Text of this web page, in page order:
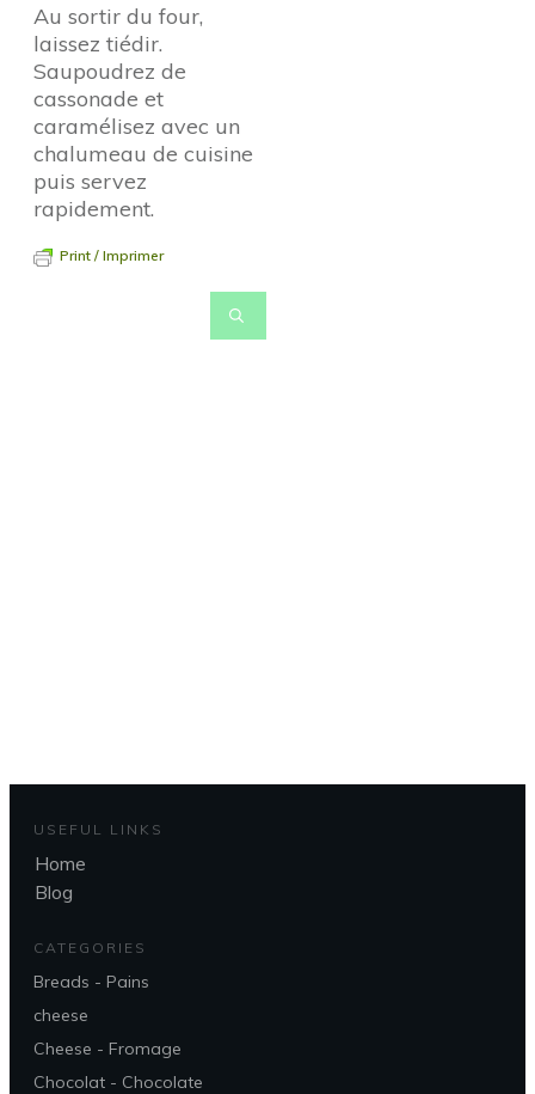
Au sortir du four,
laissez tiédir.
Saupoudrez de
cassonade et
caramélisez avec un
chalumeau de cuisine
puis servez
rapidement.
Print / Imprimer
USEFUL LINKS
Home
Blog
CATEGORIES
Breads - Pains
cheese
Cheese - Fromage
Chocolat - Chocolate